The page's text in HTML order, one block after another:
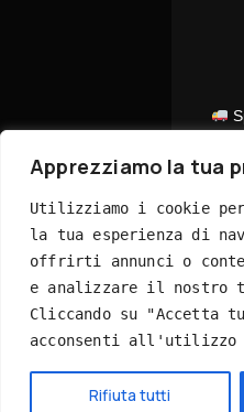
Apprezziamo la tua
Utilizziamo i cookie
la tua esperienza di
offrirti annunci o
e analizzare il nostro
Cliccando su "Accetta
acconsenti all'utilizzo
Rifiuta tutti
© 2026 GadgetEventi365.it - Tutti
Hai